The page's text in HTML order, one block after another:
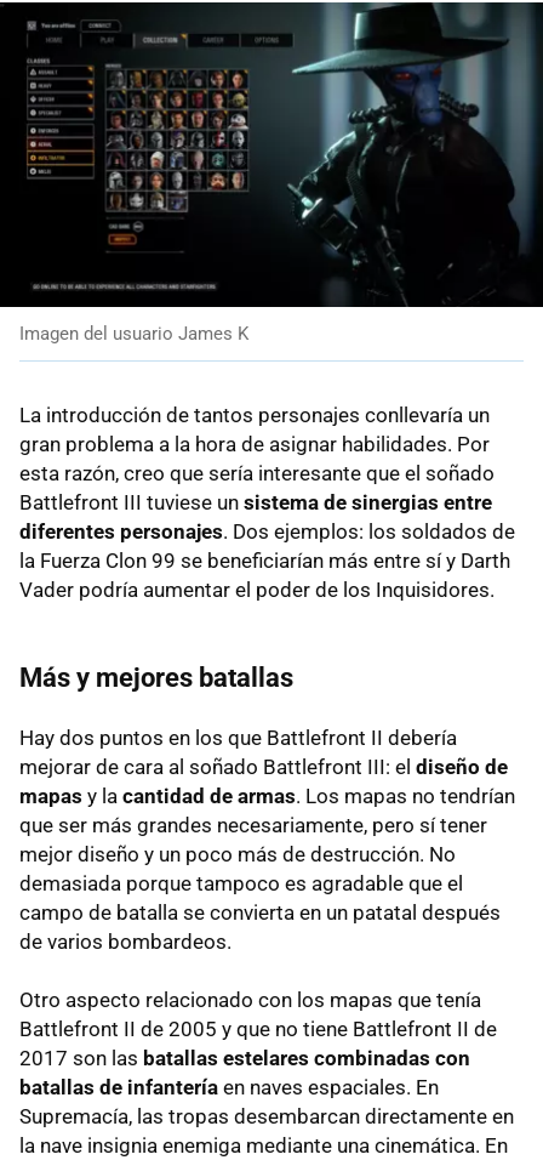
Imagen del usuario James K
La introducción de tantos personajes conllevaría un
gran problema a la hora de asignar habilidades. Por
esta razón, creo que sería interesante que el soñado
Battlefront III tuviese un sistema de sinergias entre
diferentes personajes. Dos ejemplos: los soldados de
la Fuerza Clon 99 se beneficiarían más entre sí y Darth
Vader podría aumentar el poder de los Inquisidores.
Más y mejores batallas
Hay dos puntos en los que Battlefront II debería
mejorar de cara al soñado Battlefront III: el diseño de
mapas y la cantidad de armas. Los mapas no tendrían
que ser más grandes necesariamente, pero sí tener
mejor diseño y un poco más de destrucción. No
demasiada porque tampoco es agradable que el
campo de batalla se convierta en un patatal después
de varios bombardeos.
Otro aspecto relacionado con los mapas que tenía
Battlefront II de 2005 y que no tiene Battlefront II de
2017 son las batallas estelares combinadas con
batallas de infantería en naves espaciales. En
Supremacía, las tropas desembarcan directamente en
la nave insignia enemiga mediante una cinemática. En